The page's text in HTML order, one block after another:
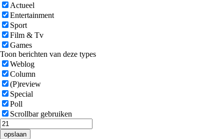
Actueel
Entertainment
Sport
Film & Tv
Games
Toon berichten van deze types
Weblog
Column
(P)review
Special
Poll
Scrollbar gebruiken
opslaan